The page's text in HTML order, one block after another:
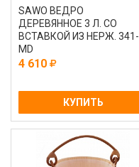
SAWO ВЕДРО
ДЕРЕВЯННОЕ 3 Л. СО
ВСТАВКОЙ ИЗ НЕРЖ. 341-
МD
4 610
КУПИТЬ